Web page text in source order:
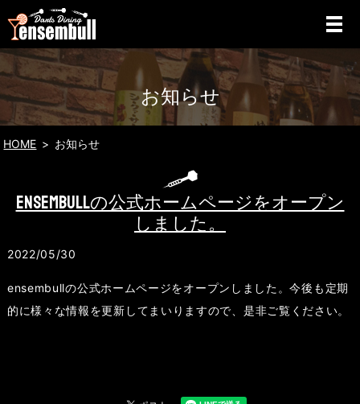
お知らせ
HOME お知らせ
ensembullの公式ホームページをオープン
しました。
2022/05/30
ensembullの公式ホームページをオープンしました。今後も定期
的に様々な情報を更新してまいりますので、是非ご覧ください。